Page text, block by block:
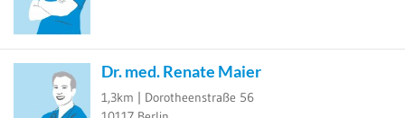
Dr. med. Renate Maier
1,3km | Dorotheenstraße 56